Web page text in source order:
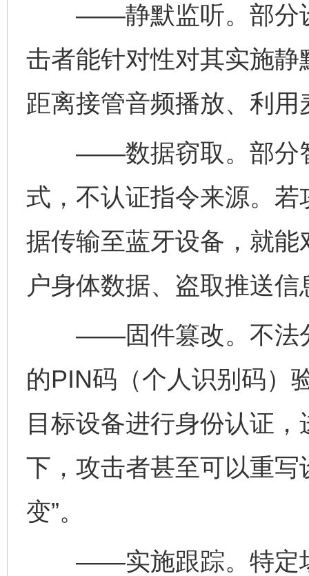
——静默监听。部分设
击者能针对性对其实施
距离接管音频播放、利
——数据窃取。部分智
式，不认证指令来源。
据传输至蓝牙设备，就
户身体数据、盗取推送信
——固件篡改。不法分
的PIN码（个人识别码）
目标设备进行身份认证
下，攻击者甚至可以重写
变”。
——实施跟踪。特定场